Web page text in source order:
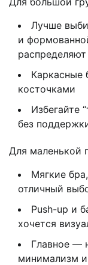
Лучше
и
Каркасные
косточками
Избегайте
без
Для маленькой
Мягкие
отличный
Push-up и
хочется
Главное —
минимализм